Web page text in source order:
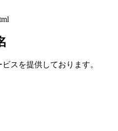
スを提供しております。